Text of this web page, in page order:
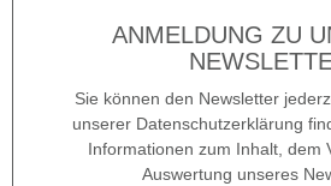
ANMELDUNG ZU
Sie können den Newsletter
unserer Datenschutzerklärung
Informationen zum Inhalt, dem
Auswertung unseres